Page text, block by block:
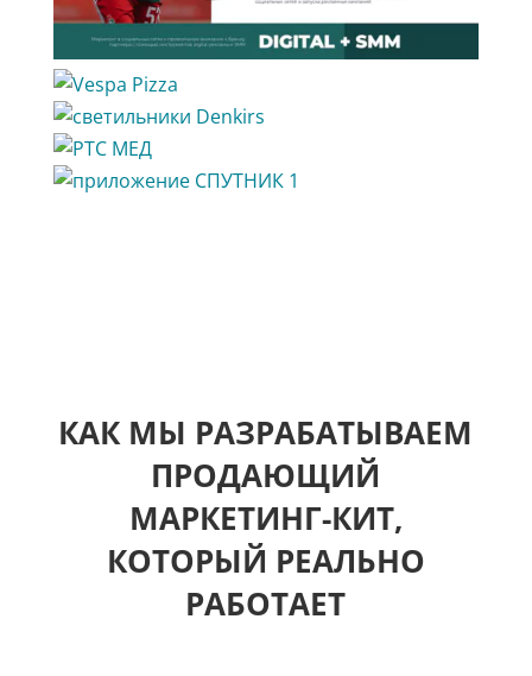
КАК МЫ РАЗРАБАТЫВАЕМ
ПРОДАЮЩИЙ
МАРКЕТИНГ-КИТ,
КОТОРЫЙ РЕАЛЬНО
РАБОТАЕТ